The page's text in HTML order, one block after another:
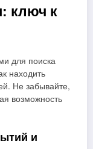
ключ к
для поиска
находить
Не забывайте,
возможность
и